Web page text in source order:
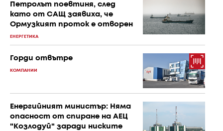
Петролът поевтиня, след
като от САЩ заявиха, че
Ормузкият проток е отворен
ЕНЕРГЕТИКА
Горди отвътре
КОМПАНИИ
Енергийният министър: Няма
опасност от спиране на АЕЦ
"Козлодуй" заради ниските